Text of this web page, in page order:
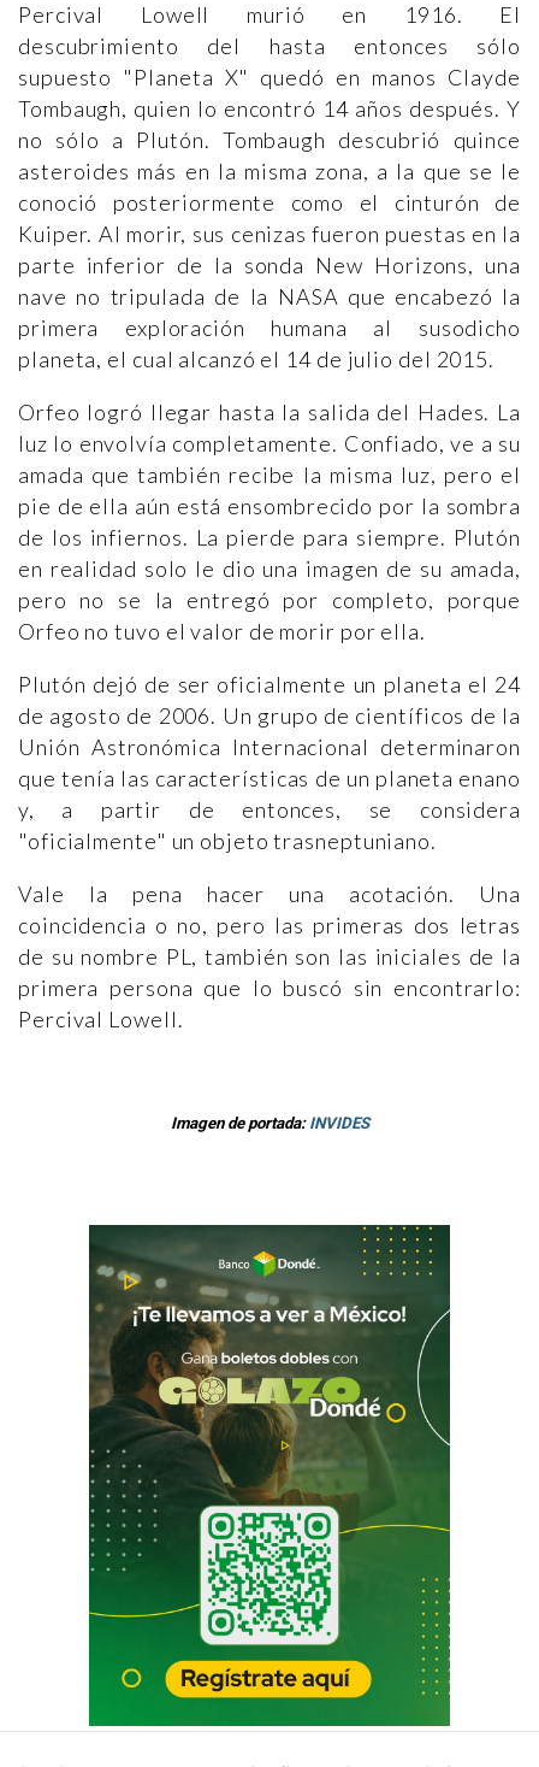
Percival Lowell murió en 1916. El
descubrimiento del hasta entonces sólo
supuesto "Planeta X" quedó en manos Clayde
Tombaugh, quien lo encontró 14 años después. Y
no sólo a Plutón. Tombaugh descubrió quince
asteroides más en la misma zona, a la que se le
conoció posteriormente como el cinturón de
Kuiper. Al morir, sus cenizas fueron puestas en la
parte inferior de la sonda New Horizons, una
nave no tripulada de la NASA que encabezó la
primera exploración humana al susodicho
planeta, el cual alcanzó el 14 de julio del 2015.
Orfeo logró llegar hasta la salida del Hades. La
luz lo envolvía completamente. Confiado, ve a su
amada que también recibe la misma luz, pero el
pie de ella aún está ensombrecido por la sombra
de los infiernos. La pierde para siempre. Plutón
en realidad solo le dio una imagen de su amada,
pero no se la entregó por completo, porque
Orfeo no tuvo el valor de morir por ella.
Plutón dejó de ser oficialmente un planeta el 24
de agosto de 2006. Un grupo de científicos de la
Unión Astronómica Internacional determinaron
que tenía las características de un planeta enano
y, a partir de entonces, se considera
"oficialmente" un objeto trasneptuniano.
Vale la pena hacer una acotación. Una
coincidencia o no, pero las primeras dos letras
de su nombre PL, también son las iniciales de la
primera persona que lo buscó sin encontrarlo:
Percival Lowell.
Imagen de portada: INVIDES